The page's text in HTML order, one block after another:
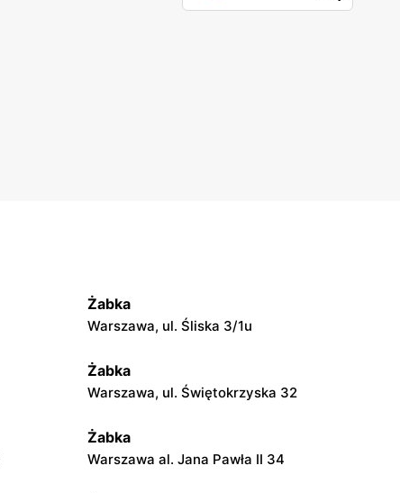
Żabka
Warszawa, ul. Śliska 3/1u
Żabka
Warszawa, ul. Świętokrzyska 32
Żabka
Warszawa al. Jana Pawła II 34